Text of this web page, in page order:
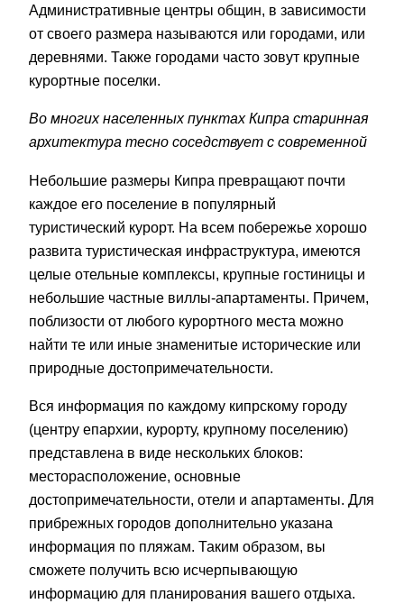
Административные центры общин, в зависимости
от своего размера называются или городами, или
деревнями. Также городами часто зовут крупные
курортные поселки.
Во многих населенных пунктах Кипра старинная
архитектура тесно соседствует с современной
Небольшие размеры Кипра превращают почти
каждое его поселение в популярный
туристический курорт. На всем побережье хорошо
развита туристическая инфраструктура, имеются
целые отельные комплексы, крупные гостиницы и
небольшие частные виллы-апартаменты. Причем,
поблизости от любого курортного места можно
найти те или иные знаменитые исторические или
природные достопримечательности.
Вся информация по каждому кипрскому городу
(центру епархии, курорту, крупному поселению)
представлена в виде нескольких блоков:
месторасположение, основные
достопримечательности, отели и апартаменты. Для
прибрежных городов дополнительно указана
информация по пляжам. Таким образом, вы
сможете получить всю исчерпывающую
информацию для планирования вашего отдыха.